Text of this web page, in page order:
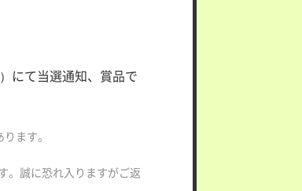
にて当選通知、賞品で
ます。
。誠に恐れ入りますがご返